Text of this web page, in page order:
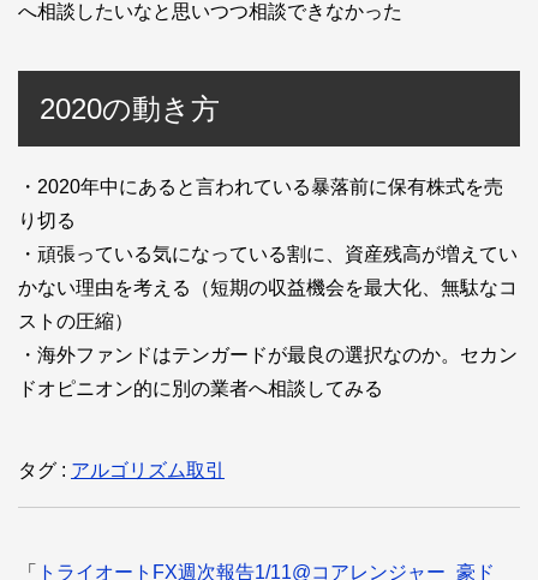
へ相談したいなと思いつつ相談できなかった
2020の動き方
・2020年中にあると言われている暴落前に保有株式を売
り切る
・頑張っている気になっている割に、資産残高が増えてい
かない理由を考える（短期の収益機会を最大化、無駄なコ
ストの圧縮）
・海外ファンドはテンガードが最良の選択なのか。セカン
ドオピニオン的に別の業者へ相談してみる
タグ : アルゴリズム取引
「 トライオートFX週次報告1/11@コアレンジャー_豪ド